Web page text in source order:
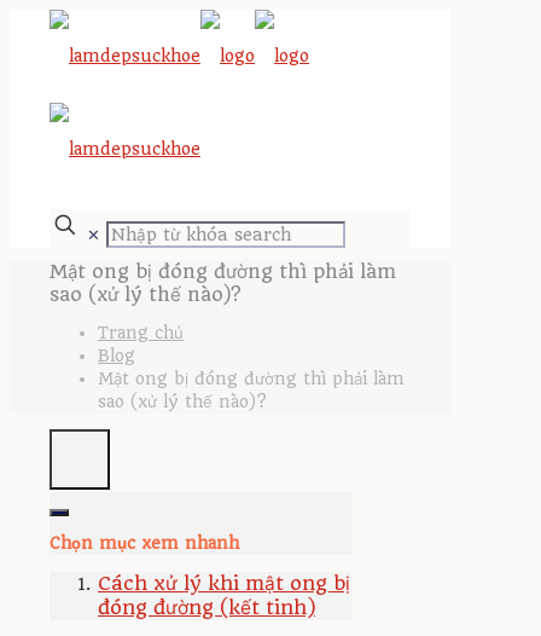
✕
Mật ong bị đóng đường thì phải làm
sao (xử lý thế nào)?
Trang chủ
Blog
Mật ong bị đóng đường thì phải làm
sao (xử lý thế nào)?
Chọn mục xem nhanh
Cách xử lý khi mật ong bị
đóng đường (kết tinh)